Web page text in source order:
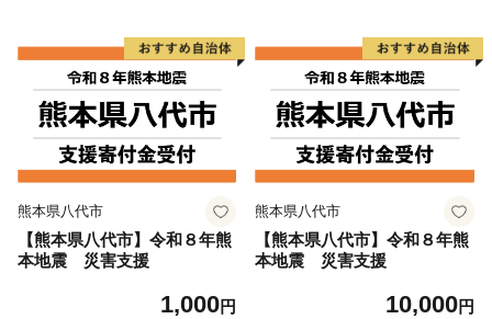
熊本県八代市
【熊本県八代市】令和８年熊
本地震 災害支援
1,000円
熊本県八代市
【熊本県八代市】令和８年熊
本地震 災害支援
10,000円